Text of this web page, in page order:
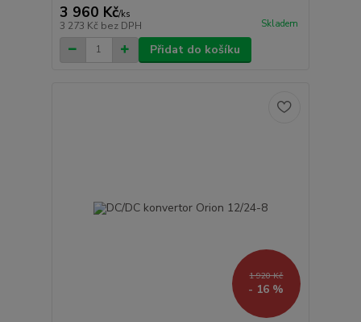
3 960 Kč/ks
3 273 Kč bez DPH Skladem
Přidat do košíku
1 920 Kč
- 16 %